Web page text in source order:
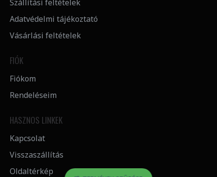
Szállítási feltételek
Adatvédelmi tájékoztató
Vásárlási feltételek
FIÓK
Fiókom
Rendeléseim
HASZNOS LINKEK
Kapcsolat
Visszaszállítás
Oldaltérkép